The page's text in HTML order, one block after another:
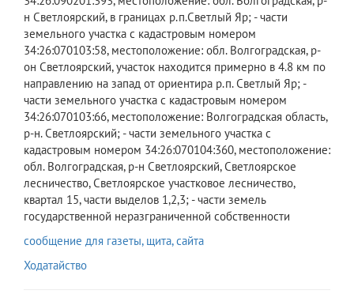
н Светлоярский, в границах р.п.Светлый Яр; - части
земельного участка с кадастровым номером
34:26:070103:58, местоположение: обл. Волгоградская, р-
он Светлоярский, участок находится примерно в 4.8 км по
направлению на запад от ориентира р.п. Светлый Яр; -
части земельного участка с кадастровым номером
34:26:070103:66, местоположение: Волгоградская область,
р-н. Светлоярский; - части земельного участка с
кадастровым номером 34:26:070104:360, местоположение:
обл. Волгоградская, р-н Светлоярский, Светлоярское
лесничество, Светлоярское участковое лесничество,
квартал 15, части выделов 1,2,3; - части земель
государственной неразграниченной собственности
сообщение для газеты, щита, сайта
Ходатайство